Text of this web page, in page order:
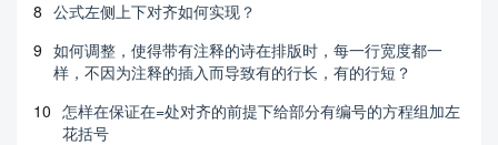
8 公式左侧上下对齐如何实现？
9 如何调整，使得带有注释的诗在排版时，每一行宽度都一
样，不因为注释的插入而导致有的行长，有的行短？
10 怎样在保证在=处对齐的前提下给部分有编号的方程组加左
花括号